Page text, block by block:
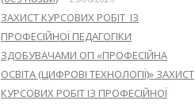
ЗАХИСТ КУРСОВИХ РОБІТ ІЗ
ПРОФЕСІЙНОЇ ПЕДАГОГІКИ
ЗДОБУВАЧАМИ ОП «ПРОФЕСІЙНА
ОСВІТА (ЦИФРОВІ ТЕХНОЛОГІЇ)» ЗАХИСТ
КУРСОВИХ РОБІТ ІЗ ПРОФЕСІЙНОЇ